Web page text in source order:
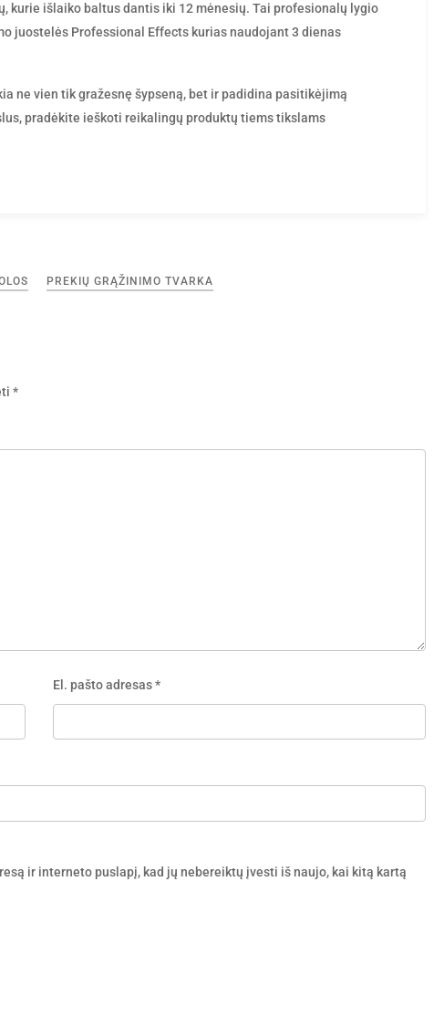
kurie išlaiko baltus dantis iki 12 mėnesių. Tai profesionalų lygio
juostelės Professional Effects kurias naudojant 3 dienas
ne vien tik gražesnę šypseną, bet ir padidina pasitikėjimą
pradėkite ieškoti reikalingų produktų tiems tikslams
PREKIŲ GRĄŽINIMO TVARKA
*
El. pašto adresas*
ir interneto puslapį, kad jų nebereiktų įvesti iš naujo, kai kitą kartą